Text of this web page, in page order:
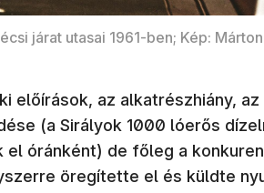
járat utasai 1961-ben; Kép:
az alkatrészhiány, az
(a Sirályok 1000 lóerős
el óránként) de főleg a
öregítette el és küldte